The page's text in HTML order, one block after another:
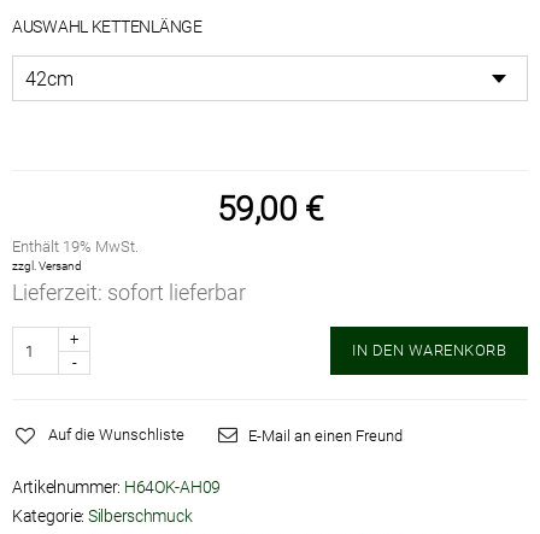
AUSWAHL KETTENLÄNGE
59,00 €
Enthält 19% MwSt.
zzgl.Versand
Lieferzeit: sofort lieferbar
IN DEN WARENKORB
Auf die Wunschliste E-Mail an einen Freund
Artikelnummer: H64OK-AH09
Kategorie: Silberschmuck